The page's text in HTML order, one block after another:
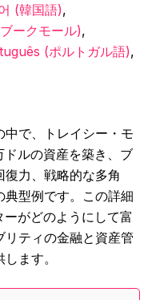
(韓国語)
ークモール)
(ポルトガル語)
で、トレイシー・モ
ルの資産を築き、ブ
復力、戦略的な多角
型例です。この詳細
がどのようにして富
リティの金融と資産管
ます。